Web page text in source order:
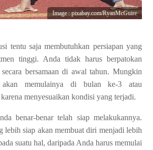
Image : pixabay.com/RyanMcGuire
tentu saja membutuhkan persiapan yang
tinggi. Anda tidak harus berpatokan
bersamaan di awal tahun. Mungkin
memulainya di bulan ke-3 atau
menyesuaikan kondisi yang terjadi.
benar-benar telah siap melakukannya.
lebih siap akan membuat diri menjadi lebih
suatu hal, daripada Anda harus memulai